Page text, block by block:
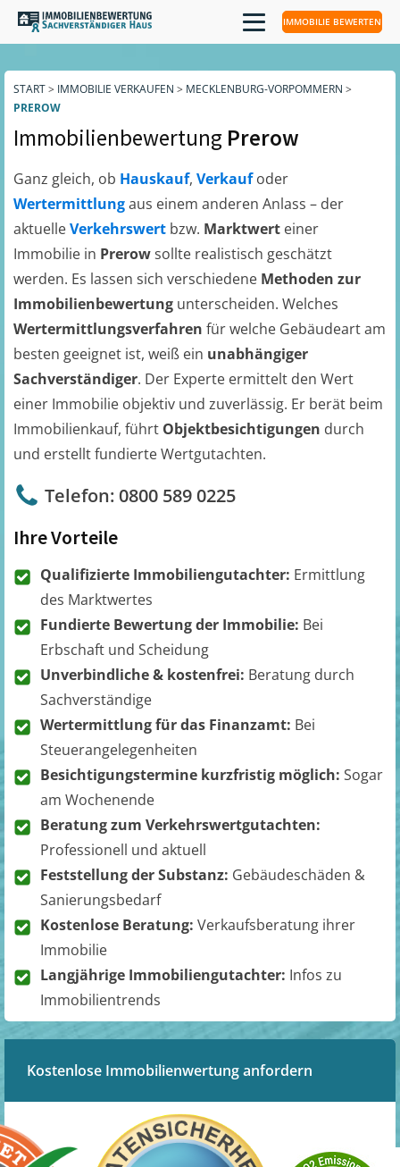
IMMOBILIE BEWERTEN
START> IMMOBILIE VERKAUFEN > MECKLENBURG-VORPOMMERN >
PREROW
Immobilienbewertung Prerow
Ganz gleich, ob Hauskauf, Verkaufoder
Wertermittlungaus einem anderen Anlass – der
aktuelleVerkehrswert bzw. Marktwert einer
Immobilie in Prerowsollte realistisch geschätzt
werden. Es lassen sich verschiedene Methoden zur
Immobilienbewertung unterscheiden. Welches
Wertermittlungsverfahren für welche Gebäudeart am
besten geeignet ist, weiß ein unabhängiger
Sachverständiger. Der Experte ermittelt den Wert
einer Immobilie objektiv und zuverlässig. Er berät beim
Immobilienkauf, führt Objektbesichtigungen durch
und erstellt fundierte Wertgutachten.
Telefon: 0800 589 0225
Ihre Vorteile
Qualifizierte Immobiliengutachter: Ermittlung
des Marktwertes
Fundierte Bewertung der Immobilie: Bei
Erbschaft und Scheidung
Unverbindliche & kostenfrei: Beratung durch
Sachverständige
Wertermittlung für das Finanzamt: Bei
Steuerangelegenheiten
Besichtigungstermine kurzfristig möglich: Sogar
am Wochenende
Beratung zum Verkehrswertgutachten:
Professionell und aktuell
Feststellung der Substanz: Gebäudeschäden &
Sanierungsbedarf
Kostenlose Beratung: Verkaufsberatung ihrer
Immobilie
Langjährige Immobiliengutachter: Infos zu
Immobilientrends
Kostenlose Immobilienwertung anfordern